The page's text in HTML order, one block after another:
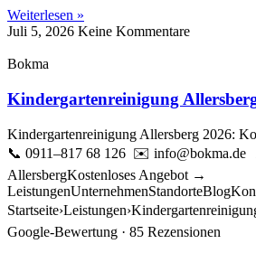
Weiterlesen »
Juli 5, 2026 Keine Kommentare
Bokma
Kindergartenreinigung
Kindergartenreinigung Allersberg 2026:
📞 0911–817 68 126 ✉️ info@bokma.de
AllersbergKostenloses Angebot →
Google-Bewertung · 85 Rezensionen